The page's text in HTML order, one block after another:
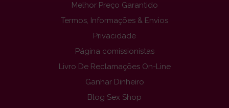
Melhor Preço Garantido
Termos, Informações & Envios
Privacidade
Página comissionistas
Livro De Reclamações On-Line
Ganhar Dinheiro
Blog Sex Shop